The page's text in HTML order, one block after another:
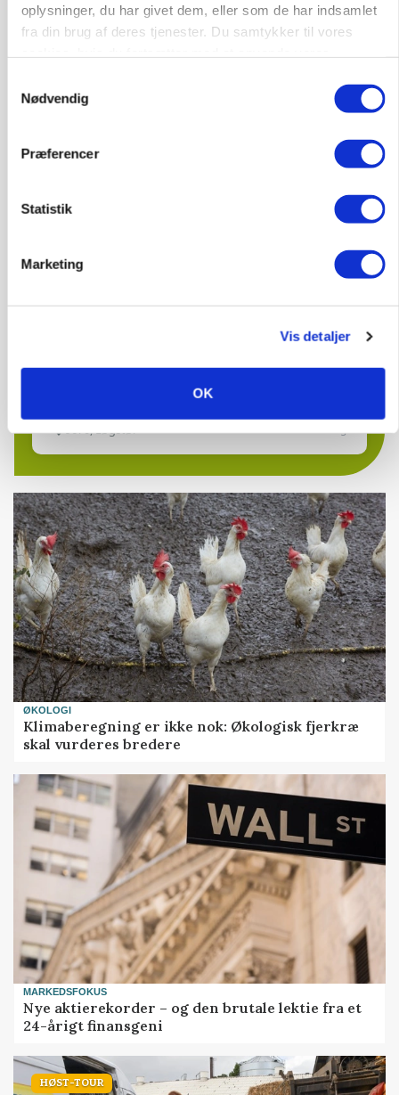
oplysninger, du har givet dem, eller som de har indsamlet
fra din brug af deres tjenester. Du samtykker til vores
Nødvendig
Præferencer
Statistik
Marketing
Vis detaljer
OK
Medarbejdere til griseproduktion
03. aug.
Kalve
6392, Bolderslev 03. aug.
Klimastald
9670, Løgstør 03. aug.
ØKOLOGI
Klimaberegning er ikke nok: Økologisk fjerkræ
skal vurderes bredere
MARKEDSFOKUS
Nye aktierekorder – og den brutale lektie fra et
24-årigt finansgeni
HØST-TOUR